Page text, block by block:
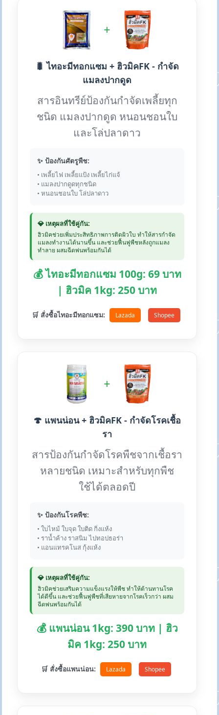
+
🐛 ไทอะมีทอกแซม + ฮิวมิคFK - กำจัด
แมลงปากดูด
สารอินทรีย์ป้องกันกำจัดเพลี้ยทุก
ชนิด แมลงปากดูด หนอนชอนใบ
และโล่ปลาดาว
✨ ป้องกันศัตรูพืช:
• เพลี้ยไฟ เพลี้ยแป้ง เพลี้ยไก่แจ้
• แมลงปากดูดทุกชนิด
• หนอนชอนใบ โล่ปลาดาว
💎 เหตุผลที่ใช้คู่กัน:
ฮิวมิคช่วยเพิ่มประสิทธิภาพการติดผิวใบ ทำให้สารกำจัด
แมลงทำงานได้นานขึ้น และช่วยฟื้นฟูพืชหลังถูกแมลง
ทำลาย ผสมฉีดพ่นพร้อมกันได้
💰 ไทอะมีทอกแซม 100g: 69 บาท
| ฮิวมิค 1kg: 250 บาท
🛒 สั่งซื้อไทอะมีทอกแซม: Lazada Shopee
+
🍄 แพนน่อน + ฮิวมิคFK - กำจัดโรคเชื้อ
รา
สารป้องกันกำจัดโรคพืชจากเชื้อรา
หลายชนิด เหมาะสำหรับทุกพืช
ใช้ได้ตลอดปี
✨ ป้องกันโรคพืช:
• ใบไหม้ ใบจุด ใบติด กิ่งแห้ง
• ราน้ำค้าง ราสนิม ไปทอปธอร่า
• แอนแทรคโนส กุ้งแห้ง
💎 เหตุผลที่ใช้คู่กัน:
ฮิวมิคช่วยเสริมความแข็งแรงให้พืช ทำให้ต้านทานโรค
ได้ดีขึ้น และช่วยฟื้นฟูพืชที่เสียหายจากโรคเร็วกว่า ผสม
ฉีดพ่นพร้อมกันได้
💰 แพนน่อน 1kg: 390 บาท | ฮิว
มิค 1kg: 250 บาท
🛒 สั่งซื้อแพนน่อน: Lazada Shopee